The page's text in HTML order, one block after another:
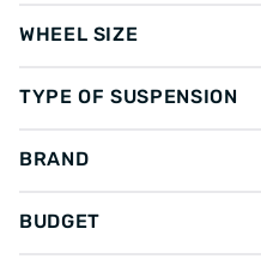
WHEEL SIZE
TYPE OF SUSPENSION
BRAND
BUDGET